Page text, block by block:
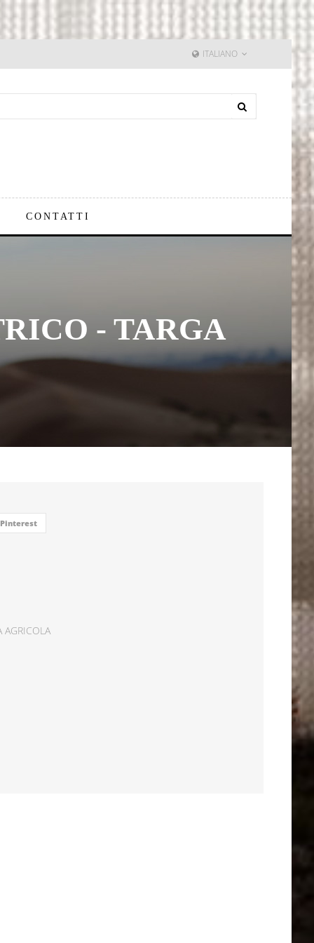
ITALIANO
CONTATTI
- TARGA
Pinterest
AGRICOLA